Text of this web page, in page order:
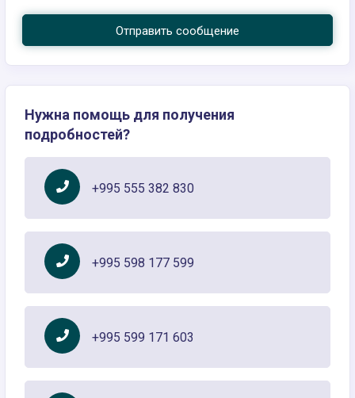
Отправить сообщение
Нужна помощь для получения
подробностей?
+995 555 382 830
+995 598 177 599
+995 599 171 603